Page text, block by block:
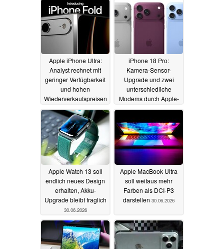
Apple iPhone Ultra:
Analyst rechnet mit
geringer Verfügbarkeit
und hohen
Wiederverkaufspreisen
05.07.2026
iPhone 18 Pro:
Kamera-Sensor-
Upgrade und zwei
unterschiedliche
Modems durch Apple-
Leak praktisch
Apple Watch 13 soll
endlich neues Design
erhalten, Akku-
Upgrade bleibt fraglich
30.06.2026
Apple MacBook Ultra
soll weitaus mehr
Farben als DCI-P3
darstellen 30.06.2026